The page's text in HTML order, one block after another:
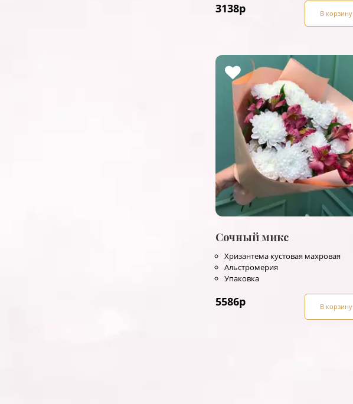
3138р В корзину
Сочный микс
Хризантема кустовая махровая
Альстромерия
Упаковка
5586р В корзину